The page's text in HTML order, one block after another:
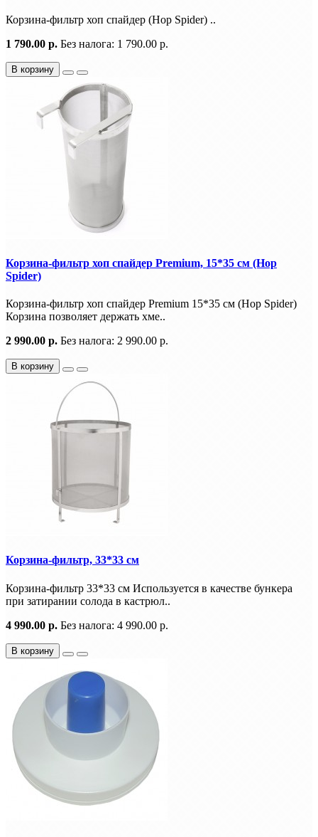
Корзина-фильтр хоп спайдер (Hop Spider) ..
1 790.00 р. Без налога: 1 790.00 р.
В корзину
Корзина-фильтр хоп спайдер Premium, 15*35 см (Hop
Spider)
Корзина-фильтр хоп спайдер Premium 15*35 см (Hop Spider)
Корзина позволяет держать хме..
2 990.00 р. Без налога: 2 990.00 р.
В корзину
Корзина-фильтр, 33*33 см
Корзина-фильтр 33*33 см Используется в качестве бункера
при затирании солода в кастрюл..
4 990.00 р. Без налога: 4 990.00 р.
В корзину